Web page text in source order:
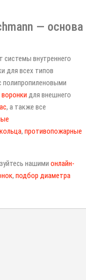
— основа
системы внутреннего
для всех типов
полипропиленовыми
для внешнего
, а также все
,противопожарные
нашимионлайн-
,подбор диаметра